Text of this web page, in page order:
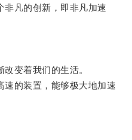
凡的创新，即非凡加速
变着我们的生活。
的装置，能够极大地加速